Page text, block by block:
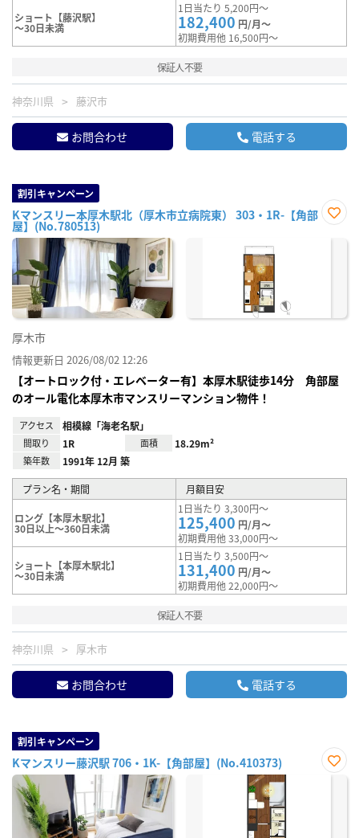
ショート【藤沢駅】
～30日未満
1日当たり 5,200円～
182,400 円/月～
初期費用他 16,500円～
保証人不要
神奈川県 藤沢市
お問合わせ 電話する
割引キャンペーン
Kマンスリー本厚木駅北（厚木市立病院東） 303・1R-【角部
屋】(No.780513)
に入
厚木市
情報更新日 2026/08/02 12:26
【オートロック付・エレベーター有】本厚木駅徒歩14分 角部屋
のオール電化本厚木市マンスリーマンション物件！
アクセス 相模線「海老名駅」
間取り 1R 面積 18.29m²
築年数 1991年 12月 築
プラン名・期間 月額目安
ロング【本厚木駅北】
30日以上～360日未満
1日当たり 3,300円～
125,400 円/月～
初期費用他 33,000円～
ショート【本厚木駅北】
～30日未満
1日当たり 3,500円～
131,400 円/月～
初期費用他 22,000円～
保証人不要
神奈川県 厚木市
お問合わせ 電話する
割引キャンペーン
Kマンスリー藤沢駅 706・1K-【角部屋】(No.410373)
お気